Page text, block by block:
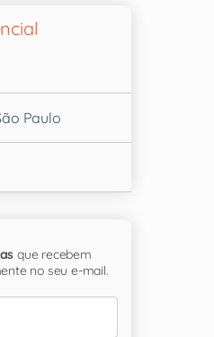
Paulo
que recebem
no seu e-mail.